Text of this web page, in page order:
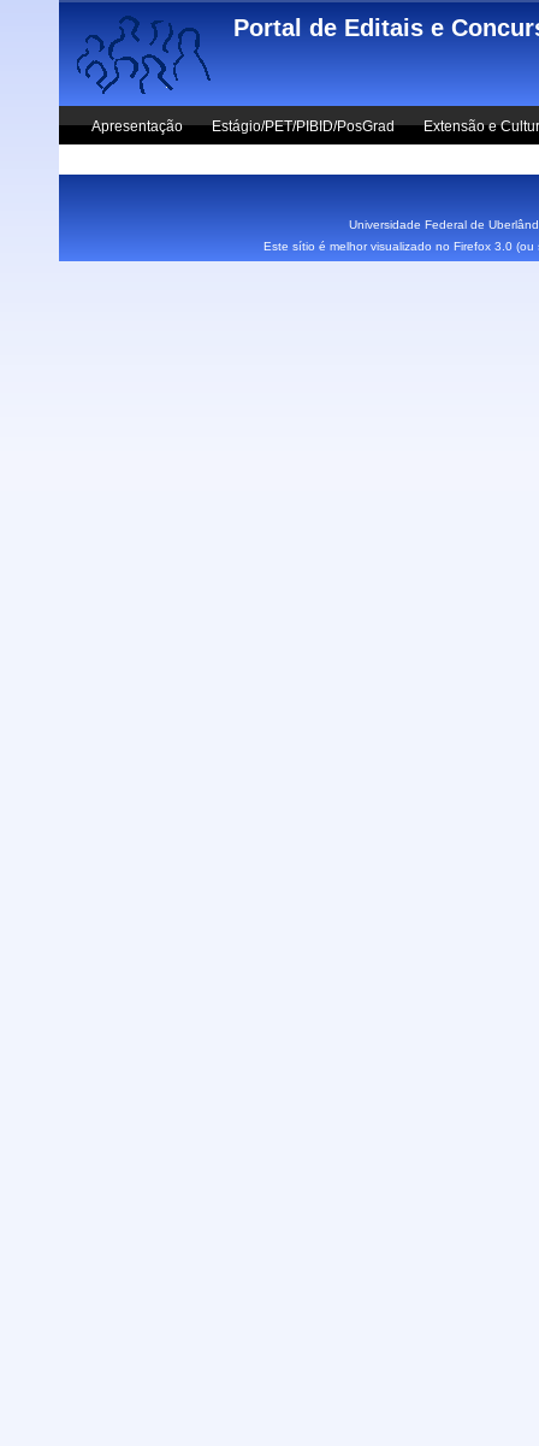
Skip to main content
Portal de Editais e
Apresentação Estágio/PET/PIBID/PosGrad Extensão e
Universidade Federal de
Este sítio é melhor visualizado no Firefox 3.0